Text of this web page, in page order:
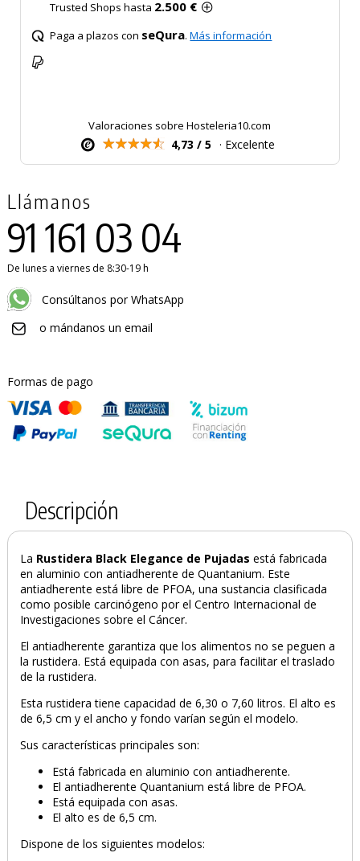
Trusted Shops hasta 2.500 €
Paga a plazos con seQura.Más información
Valoraciones sobre Hosteleria10.com
4,73 / 5 · Excelente
Llámanos
91 161 03 04
De lunes a viernes de 8:30-19 h
Consúltanos por WhatsApp
o mándanos un email
Formas de pago
Descripción
La Rustidera Black Elegance de Pujadas está fabricada
en aluminio con antiadherente de Quantanium. Este
antiadherente está libre de PFOA, una sustancia clasificada
como posible carcinógeno por el Centro Internacional de
Investigaciones sobre el Cáncer.
El antiadherente garantiza que los alimentos no se peguen a
la rustidera. Está equipada con asas, para facilitar el traslado
de la rustidera.
Esta rustidera tiene capacidad de 6,30 o 7,60 litros. El alto es
de 6,5 cm y el ancho y fondo varían según el modelo.
Sus características principales son:
Está fabricada en aluminio con antiadherente.
El antiadherente Quantanium está libre de PFOA.
Está equipada con asas.
El alto es de 6,5 cm.
Dispone de los siguientes modelos: